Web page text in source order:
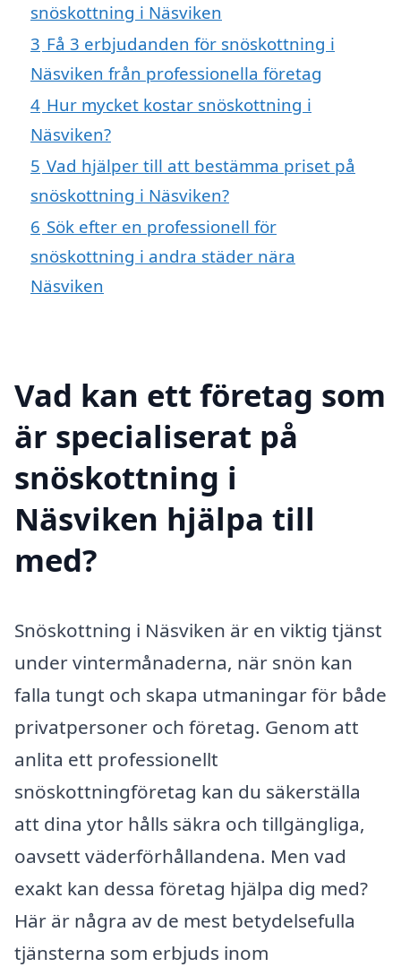
snöskottning i Näsviken
3 Få 3 erbjudanden för snöskottning i
Näsviken från professionella företag
4 Hur mycket kostar snöskottning i
Näsviken?
5 Vad hjälper till att bestämma priset på
snöskottning i Näsviken?
6 Sök efter en professionell för
snöskottning i andra städer nära
Näsviken
Vad kan ett företag som
är specialiserat på
snöskottning i
Näsviken hjälpa till
med?
Snöskottning i Näsviken är en viktig tjänst
under vintermånaderna, när snön kan
falla tungt och skapa utmaningar för både
privatpersoner och företag. Genom att
anlita ett professionellt
snöskottningföretag kan du säkerställa
att dina ytor hålls säkra och tillgängliga,
oavsett väderförhållandena. Men vad
exakt kan dessa företag hjälpa dig med?
Här är några av de mest betydelsefulla
tjänsterna som erbjuds inom